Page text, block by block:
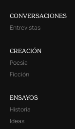
CONVERSACIONES
Entrevistas
CREACIÓN
Poesía
Ficción
ENSAYOS
Historia
Ideas